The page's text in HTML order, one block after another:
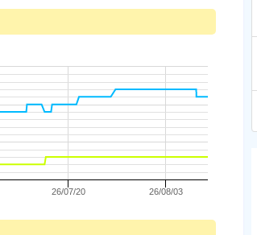
26/07/20 26/08/03